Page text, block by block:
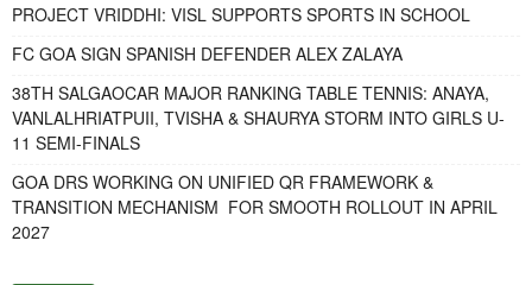
PROJECT VRIDDHI: VISL SUPPORTS SPORTS IN SCHOOL
FC GOA SIGN SPANISH DEFENDER ALEX ZALAYA
38TH SALGAOCAR MAJOR RANKING TABLE TENNIS: ANAYA,
VANLALHRIATPUII, TVISHA & SHAURYA STORM INTO GIRLS U-
11 SEMI-FINALS
GOA DRS WORKING ON UNIFIED QR FRAMEWORK &
TRANSITION MECHANISM FOR SMOOTH ROLLOUT IN APRIL
2027